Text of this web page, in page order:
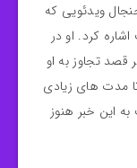
ویدئویی که
کرد. او در
تجاوز به او
مدت های زیادی
این خبر هنوز